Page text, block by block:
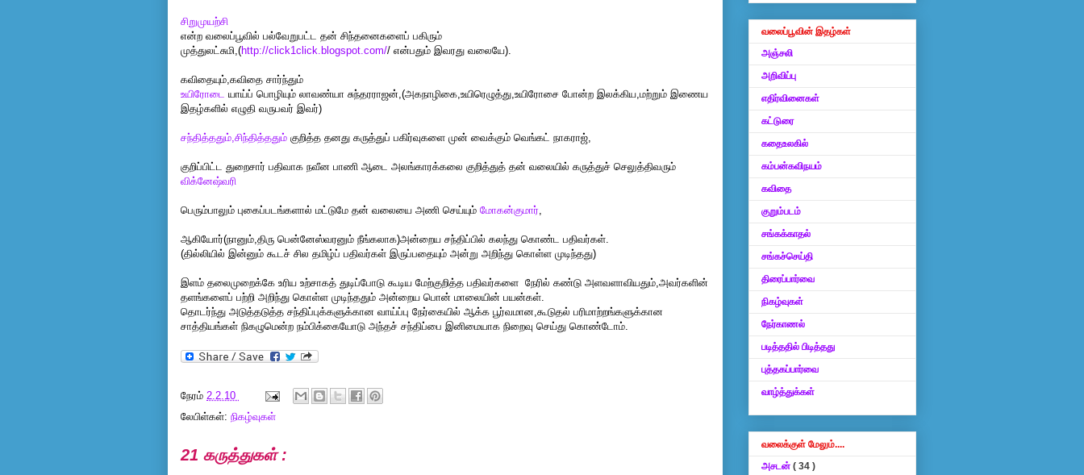
சிறுமுயற்சி
என்ற வலைப்பூவில் பல்வேறுபட்ட தன் சிந்தனைகளைப் பகிரும்
முத்துலட்சுமி,(http://click1click.blogspot.com// என்பதும் இவரது வலையே).
கவிதையும்,கவிதை சார்ந்தும்
உயிரோடை யாய்ப் பொழியும் லாவண்யா சுந்தரராஜன்,(அகநாழிகை,உயிரெழுத்து,உயிரோசை போன்ற இலக்கிய,மற்றும் இணைய
இதழ்களில் எழுதி வருபவர் இவர்)
சந்தித்ததும்,சிந்தித்ததும் குறித்த தனது கருத்துப் பகிர்வுகளை முன் வைக்கும் வெங்கட் நாகராஜ்,
குறிப்பிட்ட துறைசார் பதிவாக நவீன பாணி ஆடை அலங்காரக்கலை குறித்துத் தன் வலையில் கருத்துச் செலுத்திவரும்
விக்னேஷ்வரி
பெரும்பாலும் புகைப்படங்களால் மட்டுமே தன் வலையை அணி செய்யும் மோகன்குமார்,
ஆகியோர்(நானும்,திரு பென்னேஸ்வரனும் நீங்கலாக)அன்றைய சந்திப்பில் கலந்து கொண்ட பதிவர்கள்.
(தில்லியில் இன்னும் கூடச் சில தமிழ்ப் பதிவர்கள் இருப்பதையும் அன்று அறிந்து கொள்ள முடிந்தது)
இளம் தலைமுறைக்கே உரிய உற்சாகத் துடிப்போடு கூடிய மேற்குறித்த பதிவர்களை நேரில் கண்டு அளவளாவியதும்,அவர்களின்
தளங்களைப் பற்றி அறிந்து கொள்ள முடிந்ததும் அன்றைய பொன் மாலையின் பயன்கள்.
தொடர்ந்து அடுத்தடுத்த சந்திப்புக்களுக்கான வாய்ப்பு நேர்கையில் ஆக்க பூர்வமான,கூடுதல் பரிமாற்றங்களுக்கான
சாத்தியங்கள் நிகழுமென்ற நம்பிக்கையோடு அந்தச் சந்திப்பை இனிமையாக நிறைவு செய்து கொண்டோம்.
நேரம் 2.2.10
லேபிள்கள்: நிகழ்வுகள்
21 கருத்துகள் :
வலைப்பூவின் இதழ்கள்
அஞ்சலி
அறிவிப்பு
எதிர்வினைகள்
கட்டுரை
கதைஉலகில்
கம்பன்கவிநயம்
கவிதை
குறும்படம்
சங்கக்காதல்
சங்கச்செய்தி
திரைப்பார்வை
நிகழ்வுகள்
நேர்காணல்
படித்ததில் பிடித்தது
புத்தகப்பார்வை
வாழ்த்துக்கள்
வலைக்குள் மேலும்....
அசடன் ( 34 )